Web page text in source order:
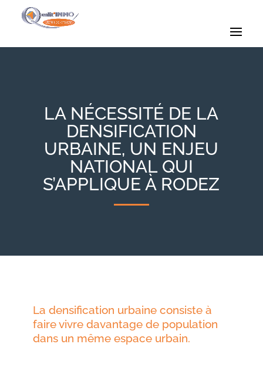
LA NÉCESSITÉ DE LA
DENSIFICATION
URBAINE, UN ENJEU
NATIONAL QUI
S’APPLIQUE À RODEZ
La densification urbaine consiste à
faire vivre davantage de population
dans un même espace urbain.